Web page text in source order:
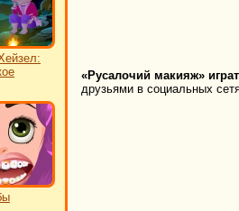
«Русалочий макияж»
друзьями в социальных